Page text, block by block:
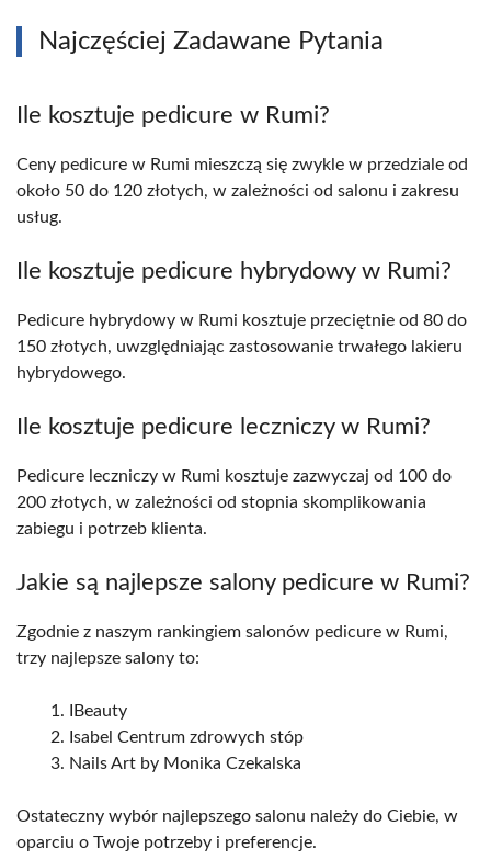
Najczęściej Zadawane Pytania
Ile kosztuje pedicure w Rumi?
Ceny pedicure w Rumi mieszczą się zwykle w przedziale od
około 50 do 120 złotych, w zależności od salonu i zakresu
usług.
Ile kosztuje pedicure hybrydowy w Rumi?
Pedicure hybrydowy w Rumi kosztuje przeciętnie od 80 do
150 złotych, uwzględniając zastosowanie trwałego lakieru
hybrydowego.
Ile kosztuje pedicure leczniczy w Rumi?
Pedicure leczniczy w Rumi kosztuje zazwyczaj od 100 do
200 złotych, w zależności od stopnia skomplikowania
zabiegu i potrzeb klienta.
Jakie są najlepsze salony pedicure w Rumi?
Zgodnie z naszym rankingiem salonów pedicure w Rumi,
trzy najlepsze salony to:
IBeauty
Isabel Centrum zdrowych stóp
Nails Art by Monika Czekalska
Ostateczny wybór najlepszego salonu należy do Ciebie, w
oparciu o Twoje potrzeby i preferencje.